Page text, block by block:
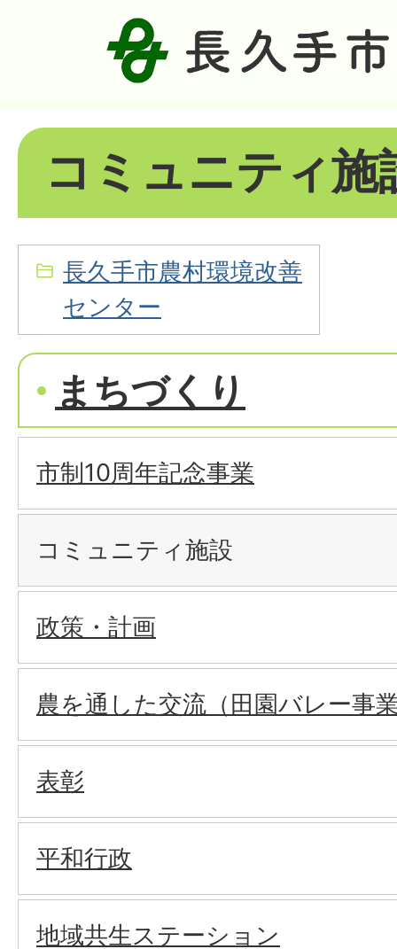
コミュニティ施
長久手市農村環境改善
センター
まちづくり
市制10周年記念事業
コミュニティ施設
政策・計画
農を通した交流（田園バレー事
表彰
平和行政
地域共生ステーション